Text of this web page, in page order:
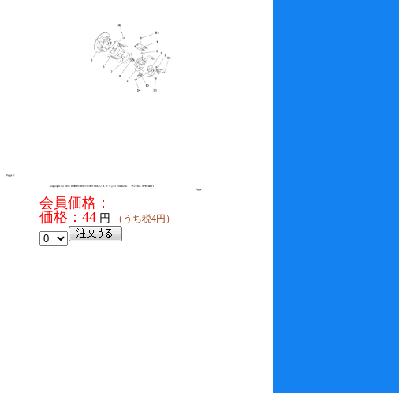
会員価格：
価格：44 円 （うち税4円）